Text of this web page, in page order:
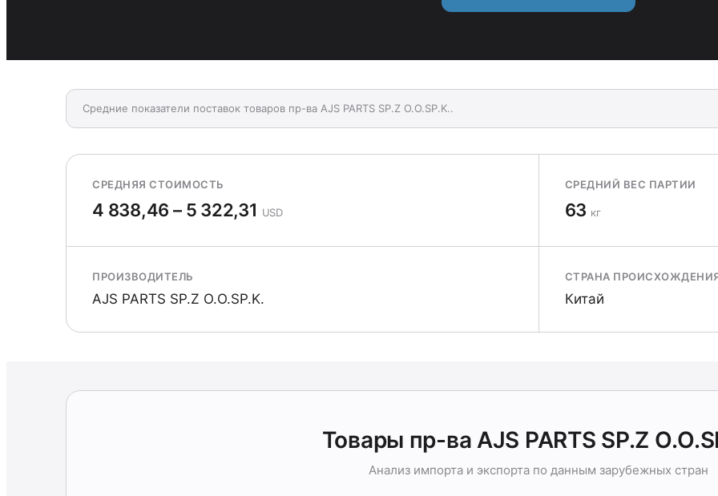
Средние показатели поставок товаров пр-ва AJS PARTS SP.Z O.O.SP.K..
СРЕДНЯЯ СТОИМОСТЬ
4 838,46 – 5 322,31 USD
СРЕДНИЙ ВЕС ПАРТИИ
63 кг
ПРОИЗВОДИТЕЛЬ
AJS PARTS SP.Z O.O.SP.K.
СТРАНА
Китай
Товары пр-ва AJS PARTS SP.Z
Анализ импорта и экспорта по данным зарубежных стран